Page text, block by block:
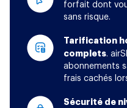
forfait dont
sans risque.
Tarification
complets.
abonnements
frais cachés
Sécurité de